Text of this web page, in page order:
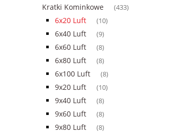
Kratki Kominkowe (433)
6x20 Luft (10)
6x40 Luft (9)
6x60 Luft (8)
6x80 Luft (8)
6x100 Luft (8)
9x20 Luft (10)
9x40 Luft (8)
9x60 Luft (8)
9x80 Luft (8)